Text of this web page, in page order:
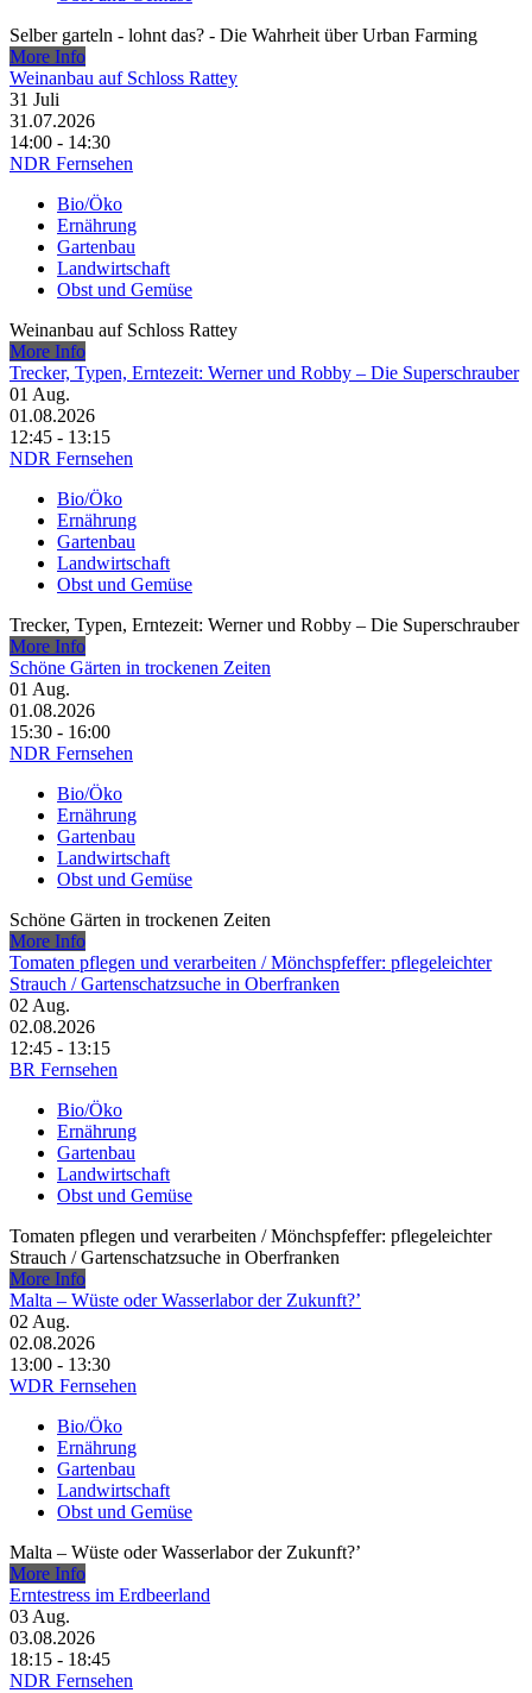
Selber garteln - lohnt das? - Die Wahrheit über Urban Farming
More Info
Weinanbau auf Schloss Rattey
31 Juli
31.07.2026
14:00 - 14:30
NDR Fernsehen
Bio/Öko
Ernährung
Gartenbau
Landwirtschaft
Obst und Gemüse
Weinanbau auf Schloss Rattey
More Info
Trecker, Typen, Erntezeit: Werner und Robby – Die Superschrauber
01 Aug.
01.08.2026
12:45 - 13:15
NDR Fernsehen
Bio/Öko
Ernährung
Gartenbau
Landwirtschaft
Obst und Gemüse
Trecker, Typen, Erntezeit: Werner und Robby – Die Superschrauber
More Info
Schöne Gärten in trockenen Zeiten
01 Aug.
01.08.2026
15:30 - 16:00
NDR Fernsehen
Bio/Öko
Ernährung
Gartenbau
Landwirtschaft
Obst und Gemüse
Schöne Gärten in trockenen Zeiten
More Info
Tomaten pflegen und verarbeiten /​ Mönchspfeffer: pflegeleichter
Strauch /​ Gartenschatzsuche in Oberfranken
02 Aug.
02.08.2026
12:45 - 13:15
BR Fernsehen
Bio/Öko
Ernährung
Gartenbau
Landwirtschaft
Obst und Gemüse
Tomaten pflegen und verarbeiten /​ Mönchspfeffer: pflegeleichter
Strauch /​ Gartenschatzsuche in Oberfranken
More Info
Malta – Wüste oder Wasserlabor der Zukunft?’
02 Aug.
02.08.2026
13:00 - 13:30
WDR Fernsehen
Bio/Öko
Ernährung
Gartenbau
Landwirtschaft
Obst und Gemüse
Malta – Wüste oder Wasserlabor der Zukunft?’
More Info
Erntestress im Erdbeerland
03 Aug.
03.08.2026
18:15 - 18:45
NDR Fernsehen